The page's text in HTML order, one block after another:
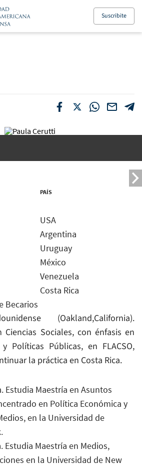
Suscribite
PAÍS
USA
Argentina
Uruguay
México
Venezuela
Costa Rica
(Oakland,California).
Ciencias Sociales, con énfasis en
Políticas Públicas, en FLACSO,
la práctica en Costa Rica.
Estudia Maestría en Asuntos
en Política Económica y
en la Universidad de
Estudia Maestría en Medios,
en la Universidad de New